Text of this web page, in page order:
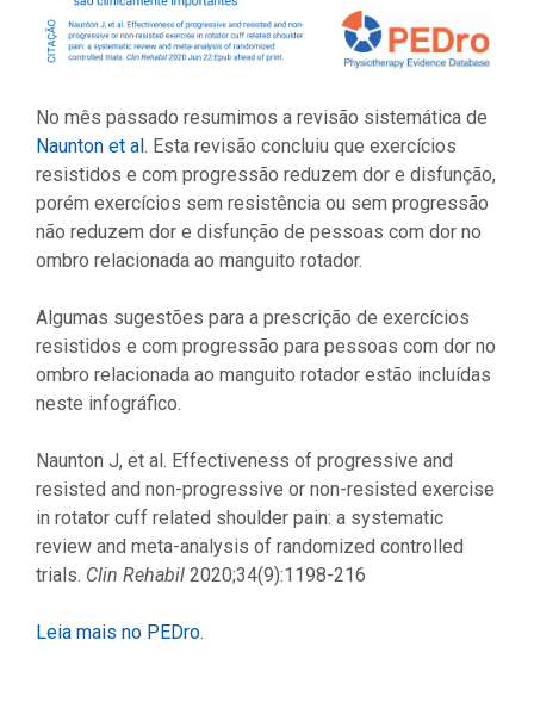
No mês passado resumimos a revisão sistemática de
Naunton et al. Esta revisão concluiu que exercícios
resistidos e com progressão reduzem dor e disfunção,
porém exercícios sem resistência ou sem progressão
não reduzem dor e disfunção de pessoas com dor no
ombro relacionada ao manguito rotador.
Algumas sugestões para a prescrição de exercícios
resistidos e com progressão para pessoas com dor no
ombro relacionada ao manguito rotador estão incluídas
neste infográfico.
Naunton J, et al. Effectiveness of progressive and
resisted and non-progressive or non-resisted exercise
in rotator cuff related shoulder pain: a systematic
review and meta-analysis of randomized controlled
trials. Clin Rehabil 2020;34(9):1198-216
Leia mais no PEDro.